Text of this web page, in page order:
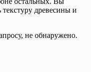
древесины и
не обнаружено.